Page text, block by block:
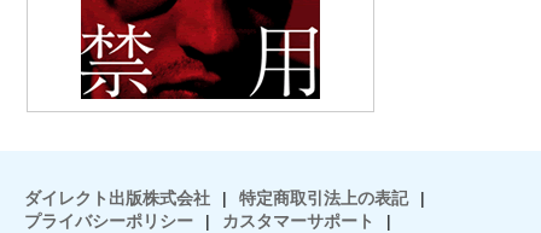
ダイレクト出版株式会社 | 特定商取引法上の表記
|
プライバシーポリシー
| カスタマーサポート
|